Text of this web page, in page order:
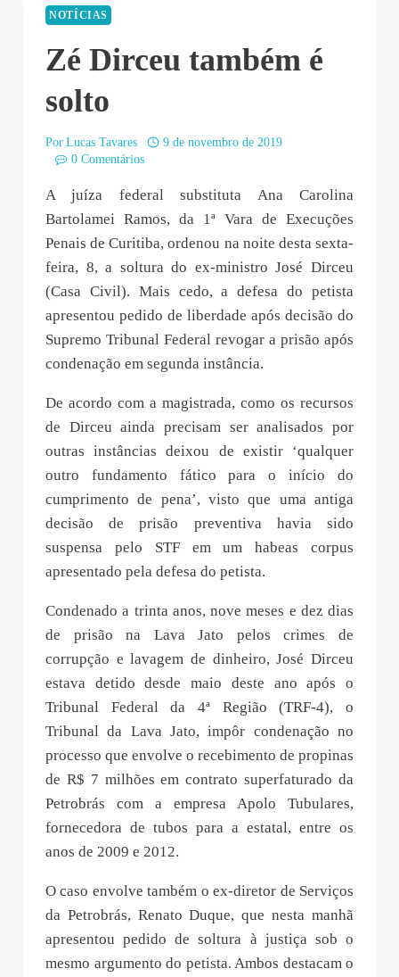
NOTÍCIAS
Zé Dirceu também é
solto
Por Lucas Tavares
9 de novembro de 2019
0 Comentários
A juíza federal substituta Ana Carolina
Bartolamei Ramos, da 1ª Vara de Execuções
Penais de Curitiba, ordenou na noite desta sexta-
feira, 8, a soltura do ex-ministro José Dirceu
(Casa Civil). Mais cedo, a defesa do petista
apresentou pedido de liberdade após decisão do
Supremo Tribunal Federal revogar a prisão após
condenação em segunda instância.
De acordo com a magistrada, como os recursos
de Dirceu ainda precisam ser analisados por
outras instâncias deixou de existir ‘qualquer
outro fundamento fático para o início do
cumprimento de pena’, visto que uma antiga
decisão de prisão preventiva havia sido
suspensa pelo STF em um habeas corpus
apresentado pela defesa do petista.
Condenado a trinta anos, nove meses e dez dias
de prisão na Lava Jato pelos crimes de
corrupção e lavagem de dinheiro, José Dirceu
estava detido desde maio deste ano após o
Tribunal Federal da 4ª Região (TRF-4), o
Tribunal da Lava Jato, impôr condenação no
processo que envolve o recebimento de propinas
de R$ 7 milhões em contrato superfaturado da
Petrobrás com a empresa Apolo Tubulares,
fornecedora de tubos para a estatal, entre os
anos de 2009 e 2012.
O caso envolve também o ex-diretor de Serviços
da Petrobrás, Renato Duque, que nesta manhã
apresentou pedido de soltura à justiça sob o
mesmo argumento do petista. Ambos destacam o